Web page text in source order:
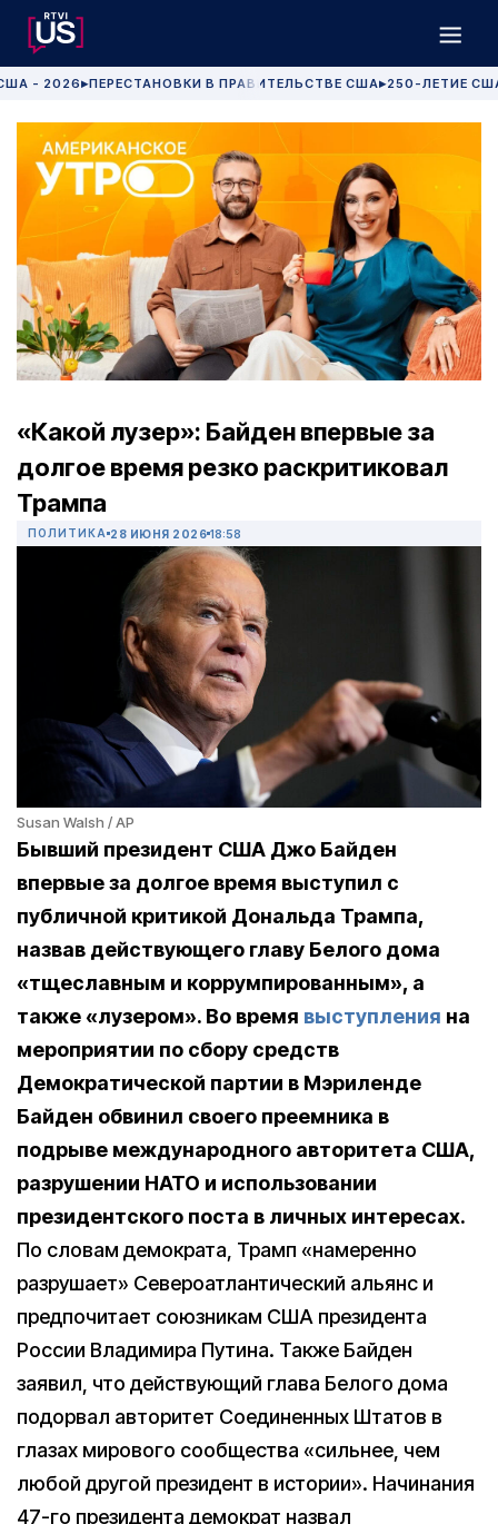
- 2026 ▶ПЕРЕСТАНОВКИ В ПРАВИТЕЛЬСТВЕ США▶250-ЛЕТИЕ
«Какой лузер»: Байден впервые за
долгое время резко раскритиковал
Трампа
ПОЛИТИКА 28 ИЮНЯ 2026 18:58
Susan Walsh / AP
Бывший президент США Джо Байден
впервые за долгое время выступил с
публичной критикой Дональда Трампа,
назвав действующего главу Белого дома
«тщеславным и коррумпированным», а
также «лузером». Во время выступления на
мероприятии по сбору средств
Демократической партии в Мэриленде
Байден обвинил своего преемника в
подрыве международного авторитета США,
разрушении НАТО и использовании
президентского поста в личных интересах.
По словам демократа, Трамп «намеренно
разрушает» Североатлантический альянс и
предпочитает союзникам США президента
России Владимира Путина. Также Байден
заявил, что действующий глава Белого дома
подорвал авторитет Соединенных Штатов в
глазах мирового сообщества «сильнее, чем
любой другой президент в истории». Начинания
47-го президента демократ назвал